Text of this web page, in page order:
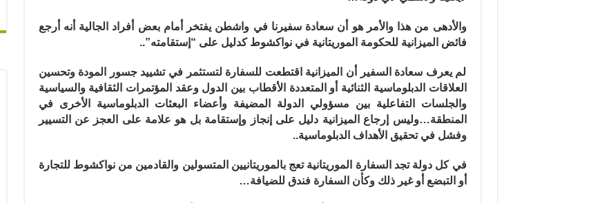
والأدهى من هذا والأمر هو أن سعادة سفيرنا في واشطن يفتخر أمام بعض أفراد الجالية أنه أرجع
فائض الميزانية للحكومة الموريتانية في نواكشوط كدليل على “إستقامته”..
لم يعرف سعادة السفير أن الميزانية اقتطعت للسفارة لتستثمر في تشييد جسور المودة وتحسين
العلاقات الدبلوماسية الثنائية أو المتعددة الأقطاب بين الدول وعقد المؤتمرات الثقافية والسياسية
والجلسات التفاعلية بين مسؤولي الدولة المضيفة وأعضاء البعثات الدبلوماسية الأخرى في
المنطقة…وليس إرجاع الميزانية دليل على إنجاز وإستقامة بل هو علامة على العجز عن التسيير
وفشل في تحقيق الأهداف الدبلوماسية..
في كل دولة تجد السفارة الموريتانية تعج بالموريتانيين المتسولين والقادمين من نواكشوط للتجارة
أو التبضع أو غير ذلك وكأن السفارة فندق للضيافة…